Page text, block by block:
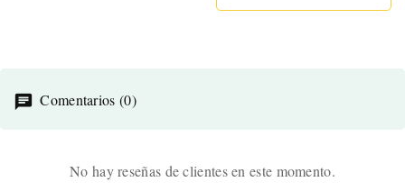
Comentarios (0)
No hay reseñas de clientes en este momento.